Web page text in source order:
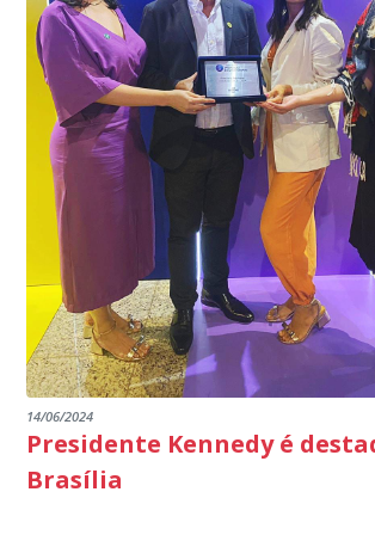
14/06/2024
Presidente Kennedy é
Brasília